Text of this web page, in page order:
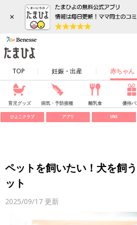
×
TOP 妊娠・出産 赤ちゃん
育児グッズ 病気・予防接種 離乳食 優待パ
ひよこクラブ アプリ SNS
ペットを飼いたい！犬を飼
ット
2025/09/17 更新